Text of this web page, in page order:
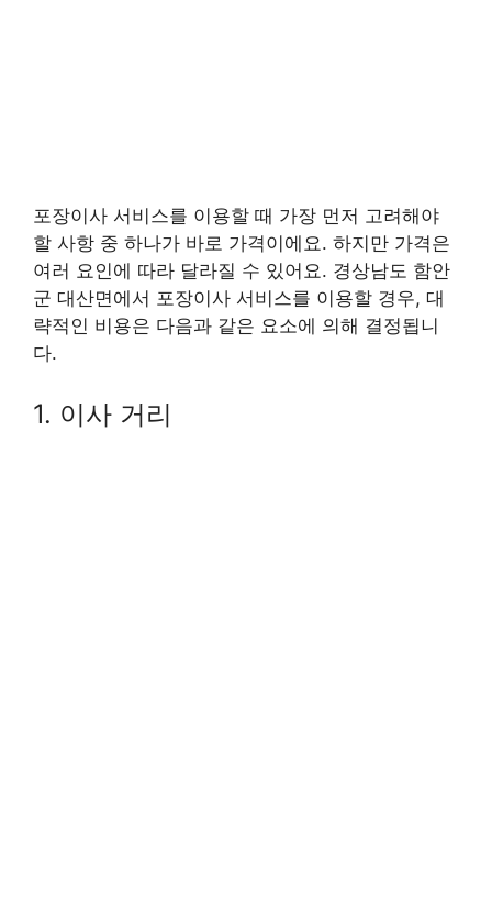
포장이사 서비스를 이용할 때 가장 먼저 고려해야
할 사항 중 하나가 바로 가격이에요. 하지만 가격은
여러 요인에 따라 달라질 수 있어요. 경상남도 함안
군 대산면에서 포장이사 서비스를 이용할 경우, 대
략적인 비용은 다음과 같은 요소에 의해 결정됩니
다.
1. 이사 거리